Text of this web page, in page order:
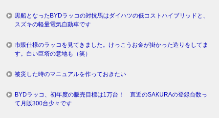
黒船となったBYDラッコの対抗馬はダイハツの低コストハイブリッドと、
スズキの軽量電気自動車です
市販仕様のラッコを見てきました。けっこうお金が掛かった造りをしてま
す。白い巨塔の意地も（笑）
被災した時のマニュアルを作っておきたい
BYDラッコ、初年度の販売目標は1万台！ 直近のSAKURAの登録台数っ
て月販300台少々です